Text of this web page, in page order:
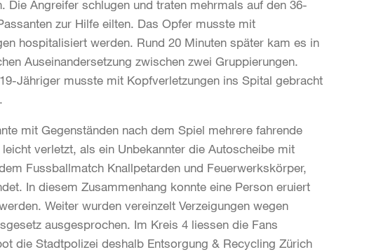
Die Angreifer schlugen und traten mehrmals auf den 36-
zur Hilfe eilten. Das Opfer musste mit
hospitalisiert werden. Rund 20 Minuten später kam es in
Auseinandersetzung zwischen zwei Gruppierungen.
Jähriger musste mit Kopfverletzungen ins Spital gebracht
mit Gegenständen nach dem Spiel mehrere fahrende
verletzt, als ein Unbekannter die Autoscheibe mit
Fussballmatch Knallpetarden und Feuerwerkskörper,
In diesem Zusammenhang konnte eine Person eruiert
Weiter wurden vereinzelt Verzeigungen wegen
ausgesprochen. Im Kreis 4 liessen die Fans
die Stadtpolizei deshalb Entsorgung & Recycling Zürich